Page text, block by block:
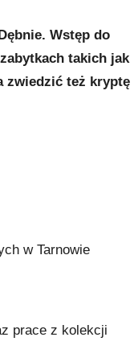
Wstęp do
takich jak
zwiedzić też kryptę
w Tarnowie
prace z kolekcji